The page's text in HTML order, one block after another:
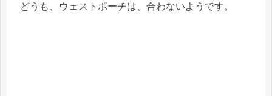
どうも、ウェストポーチは、合わないようです。